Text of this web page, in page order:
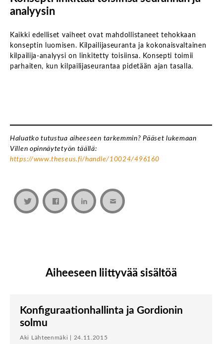
analyysin
Kaikki edelliset vaiheet ovat mahdollistaneet tehokkaan
konseptin luomisen. Kilpailijaseuranta ja kokonaisvaltainen
kilpailija-analyysi on linkitetty toisiinsa. Konsepti toimii
parhaiten, kun kilpailijaseurantaa pidetään ajan tasalla.
Haluatko tutustua aiheeseen tarkemmin? Pääset lukemaan
Villen opinnäytetyön täällä:
https://www.theseus.fi/handle/10024/496160
Aiheeseen liittyvää sisältöä
Konfiguraationhallinta ja Gordionin
solmu
Aki Lähteenmäki | 24.11.2015